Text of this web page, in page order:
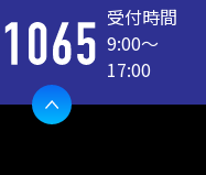
受付時間
9:00〜
17:00